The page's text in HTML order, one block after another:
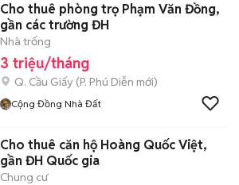
Cho thuê phòng trọ Phạm Văn Đồng,
gần các trường ĐH
Nhà trống
3 triệu/tháng
Q. Cầu Giấy (P. Phú Diễn mới)
Cộng Đồng Nhà Đất
Cho thuê căn hộ Hoàng Quốc Việt,
gần ĐH Quốc gia
Chung cư